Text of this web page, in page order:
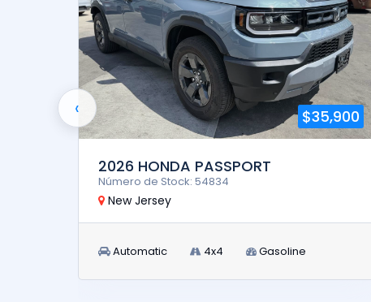
$35,900
2026 HONDA PASSPORT
Número de Stock: 54834
New Jersey
Automatic 4x4 Gasoline
‹